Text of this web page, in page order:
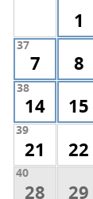
1
37
7 8
38
14 15
39
21 22
40
28 29